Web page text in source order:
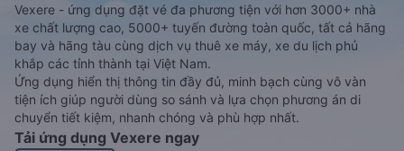
Vexere - ứng dụng đặt vé đa phương tiện với hơn 3000+ nhà
xe chất lượng cao, 5000+ tuyến đường toàn quốc, tất cả hãng
bay và hãng tàu cùng dịch vụ thuê xe máy, xe du lịch phủ
khắp các tỉnh thành tại Việt Nam.
Ứng dụng hiển thị thông tin đầy đủ, minh bạch cùng vô vàn
tiện ích giúp người dùng so sánh và lựa chọn phương án di
chuyển tiết kiệm, nhanh chóng và phù hợp nhất.
Tải ứng dụng Vexere ngay